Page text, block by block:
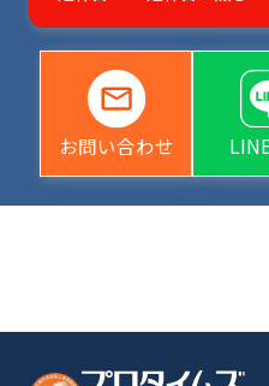
お問い合わせ